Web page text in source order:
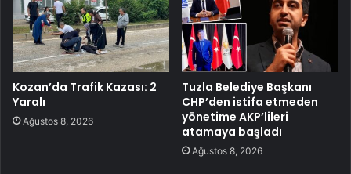
Kozan’da Trafik Kazası: 2
Yaralı
Ağustos 8, 2026
Tuzla Belediye Başkanı
CHP’den istifa etmeden
yönetime AKP’lileri
atamaya başladı
Ağustos 8, 2026